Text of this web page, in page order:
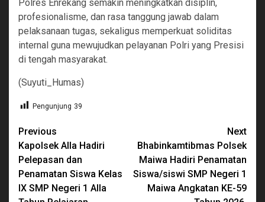
Polres Enrekang semakin meningkatkan disiplin,
profesionalisme, dan rasa tanggung jawab dalam
pelaksanaan tugas, sekaligus memperkuat soliditas
internal guna mewujudkan pelayanan Polri yang Presisi
di tengah masyarakat.
(Suyuti_Humas)
Pengunjung 39
Continue
Reading
Previous
Kapolsek Alla Hadiri
Pelepasan dan
Penamatan Siswa Kelas
IX SMP Negeri 1 Alla
Next
Bhabinkamtibmas Polsek
Maiwa Hadiri Penamatan
Siswa/siswi SMP Negeri 1
Maiwa Angkatan KE-59